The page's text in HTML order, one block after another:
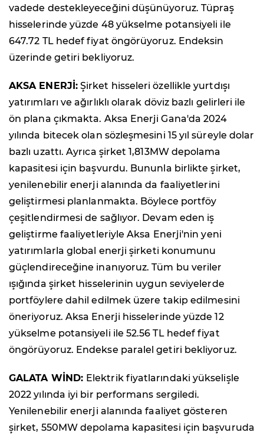
vadede destekleyeceğini düşünüyoruz. Tüpraş
hisselerinde yüzde 48 yükselme potansiyeli ile
647.72 TL hedef fiyat öngörüyoruz. Endeksin
üzerinde getiri bekliyoruz.
AKSA ENERJİ:Şirket hisseleri özellikle yurtdışı
yatırımları ve ağırlıklı olarak döviz bazlı gelirleri ile
ön plana çıkmakta. Aksa Enerji Gana'da 2024
yılında bitecek olan sözleşmesini 15 yıl süreyle dolar
bazlı uzattı. Ayrıca şirket 1,813MW depolama
kapasitesi için başvurdu. Bununla birlikte şirket,
yenilenebilir enerji alanında da faaliyetlerini
geliştirmesi planlanmakta. Böylece portföy
çeşitlendirmesi de sağlıyor. Devam eden iş
geliştirme faaliyetleriyle Aksa Enerji'nin yeni
yatırımlarla global enerji şirketi konumunu
güçlendireceğine inanıyoruz. Tüm bu veriler
ışığında şirket hisselerinin uygun seviyelerde
portföylere dahil edilmek üzere takip edilmesini
öneriyoruz. Aksa Enerji hisselerinde yüzde 12
yükselme potansiyeli ile 52.56 TL hedef fiyat
öngörüyoruz. Endekse paralel getiri bekliyoruz.
GALATA WİND: Elektrik fiyatlarındaki yükselişle
2022 yılında iyi bir performans sergiledi.
Yenilenebilir enerji alanında faaliyet gösteren
şirket, 550MW depolama kapasitesi için başvuruda